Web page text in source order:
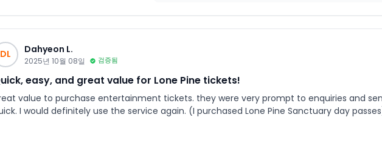
DL Dahyeon L.
2025년 10월 08일 검증됨
easy, and great value for Lone Pine tickets!
value to purchase entertainment tickets. they were very prompt to enquiries and
I would definitely use the service again. (I purchased Lone Pine Sanctuary day